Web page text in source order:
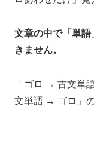
文章の中で「単
きません。
「ゴロ → 古文単
文単語 → ゴロ」